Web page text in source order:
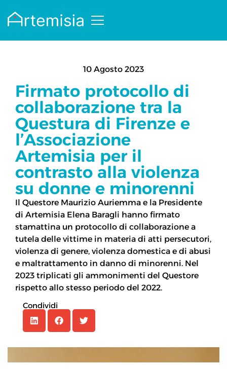
10 Agosto 2023
Firmato protocollo di
collaborazione tra la
Questura di Firenze e
l’Associazione
Artemisia per il
contrasto alla violenza
su donne e minorenni
Il Questore Maurizio Auriemma e la Presidente
di Artemisia Elena Baragli hanno firmato
stamattina un protocollo di collaborazione a
tutela delle vittime in materia di atti persecutori,
violenza di genere, violenza domestica e di abusi
e maltrattamento in danno di minorenni. Nel
2023 triplicati gli ammonimenti del Questore
rispetto allo stesso periodo del 2022.
Condividi